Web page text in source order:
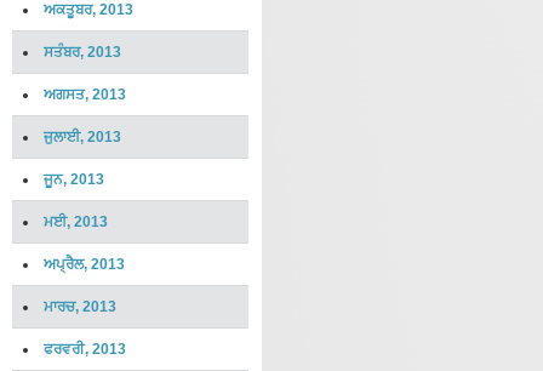
ਅਕਤੂਬਰ, 2013
ਸਤੰਬਰ, 2013
ਅਗਸਤ, 2013
ਜੁਲਾਈ, 2013
ਜੂਨ, 2013
ਮਈ, 2013
ਅਪ੍ਰੈਲ, 2013
ਮਾਰਚ, 2013
ਫਰਵਰੀ, 2013